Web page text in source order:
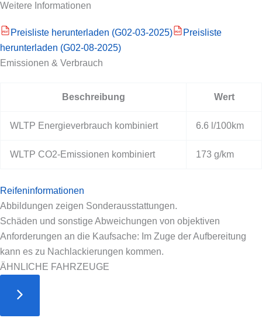
Weitere Informationen
PDF Preisliste herunterladen (G02-03-2025) PDF
Preisliste
herunterladen (G02-08-2025)
Emissionen & Verbrauch
Beschreibung Wert
WLTP Energieverbrauch kombiniert 6.6 l/100km
WLTP CO2-Emissionen kombiniert 173 g/km
Reifeninformationen
Abbildungen zeigen Sonderausstattungen.
Schäden und sonstige Abweichungen von objektiven
Anforderungen an die Kaufsache: Im Zuge der Aufbereitung
kann es zu Nachlackierungen kommen.
ÄHNLICHE FAHRZEUGE